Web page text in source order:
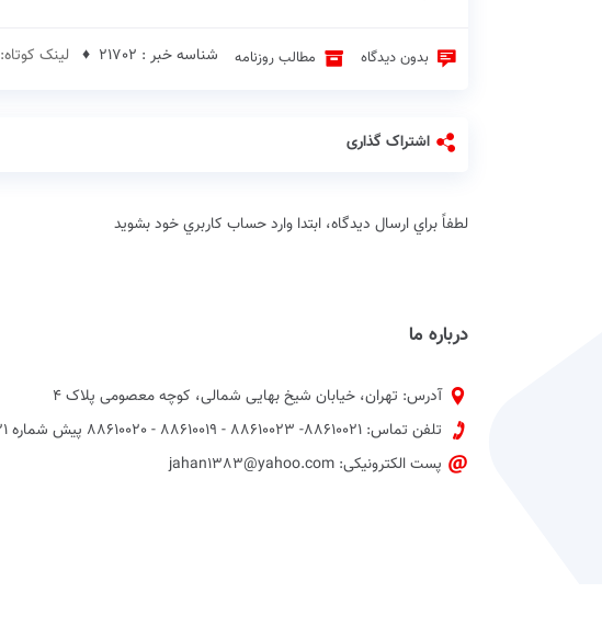
بدون دیدگاه مطالب روزنامه شناسه خبر : 21702 ♦ لینک کوتاه:
اشتراک گذاری
لطفاً براي ارسال دیدگاه، ابتدا وارد حساب كاربري خود بشويد
درباره ما
آدرس: تهران، خیابان شیخ بهایی شمالی، کوچه معصومی پلاک 4
تلفن تماس: 88610021- 88610023 - 88610019 - 88610020 پیش شماره 021
پست الکترونیکی: jahan1383@yahoo.com